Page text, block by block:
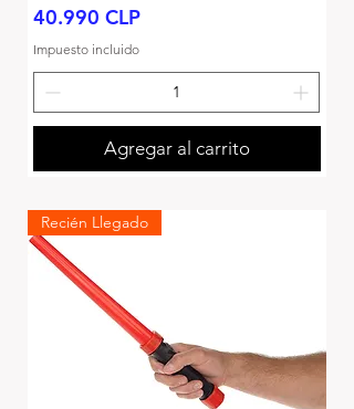
Precio
40.990 CLP
Impuesto incluido
Agregar al carrito
Recién Llegado